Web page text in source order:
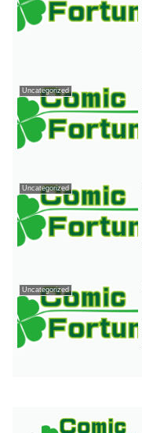
Uncategorized
Uncategorized
Uncategorized